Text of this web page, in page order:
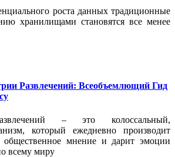
роста данных традиционные
хранилищами становятся все менее
Развлечений: Всеобъемлющий Гид
– это колоссальный,
который ежедневно производит
общественное мнение и дарит эмоции
всему миру